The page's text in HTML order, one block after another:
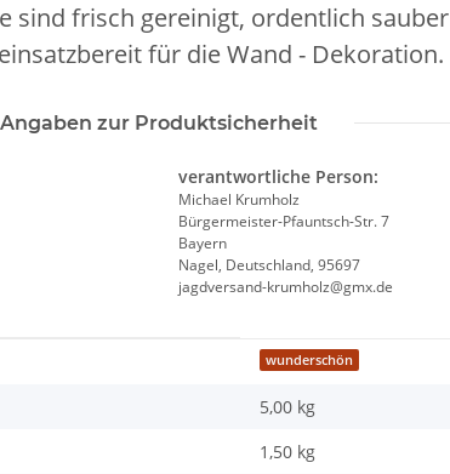
sind frisch gereinigt, ordentlich sauber
für die Wand - Dekoration.
Angaben zur Produktsicherheit
verantwortliche Person:
Michael Krumholz
Bürgermeister-Pfauntsch-Str. 7
Bayern
Nagel, Deutschland, 95697
jagdversand-krumholz@gmx.de
wunderschön
5,00 kg
1,50 kg